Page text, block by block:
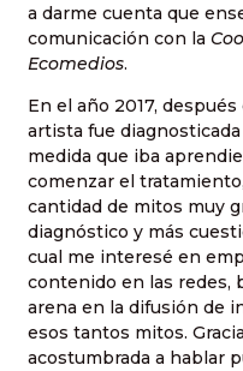
a darme cuenta que
comunicación con la
Ecomedios.
En el año 2017,
artista fue
medida que iba
comenzar el
cantidad de mitos muy
diagnóstico y más
cual me interesé en
contenido en las redes,
arena en la difusión de
esos tantos mitos.
acostumbrada a hablar